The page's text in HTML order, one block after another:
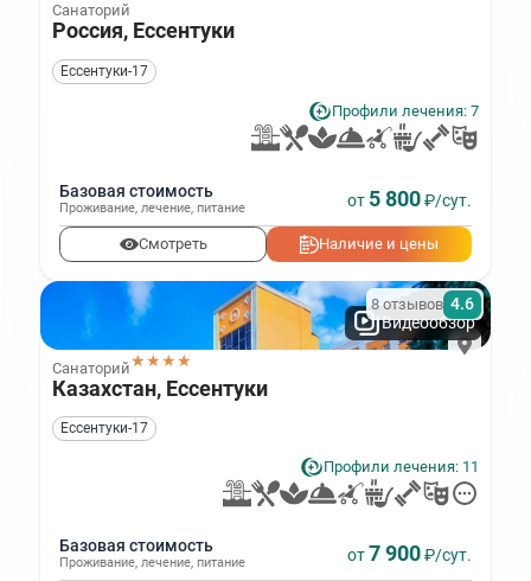
Санаторий
Россия, Ессентуки
Ессентуки‑17
Профили лечения: 7
Базовая стоимость
Проживание, лечение, питание от 5 800₽/сут.
Смотреть Наличие и цены
Видеообзор
Санаторий★★★★
8 отзывов 4.6
Казахстан, Ессентуки
Ессентуки‑17
Профили лечения: 11
Базовая стоимость
Проживание, лечение, питание от7 900₽/сут.